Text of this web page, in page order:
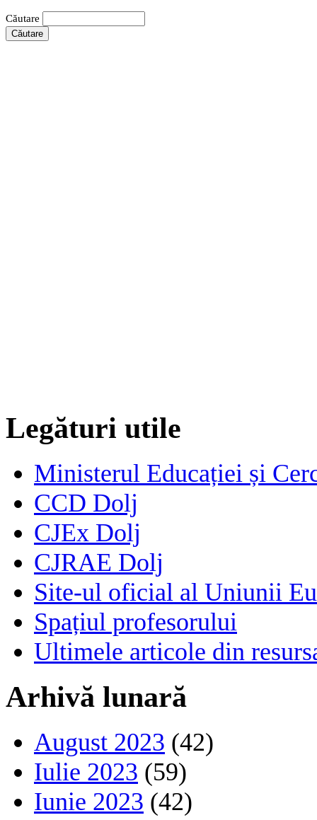
Căutare
Legături utile
Ministerul Educației și
CCD Dolj
CJEx Dolj
CJRAE Dolj
Site-ul oficial al Uniunii
Spațiul profesorului
Ultimele articole din
Arhivă lunară
August 2023 (42)
Iulie 2023 (59)
Iunie 2023 (42)